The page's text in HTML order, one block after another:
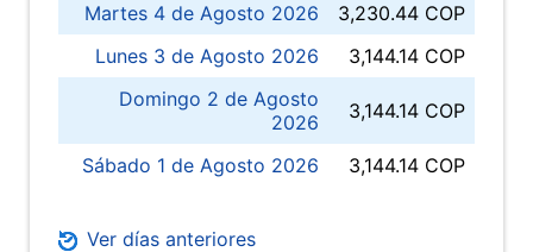
Martes 4 de Agosto 2026
3,230.44 COP
Lunes 3 de Agosto 2026
3,144.14 COP
Domingo 2 de Agosto
2026
3,144.14 COP
Sábado 1 de Agosto 2026 3,144.14 COP
Ver días anteriores